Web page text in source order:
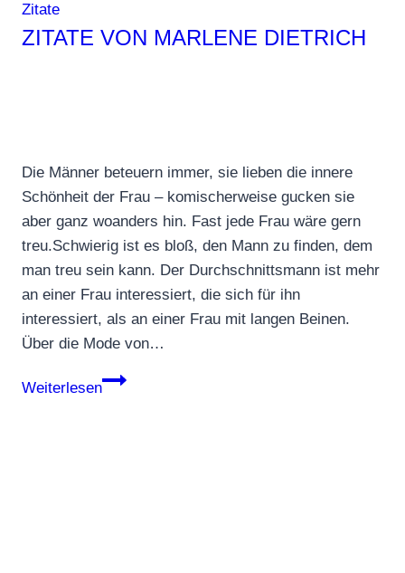
Zitate
ZITATE VON MARLENE DIETRICH
Die Männer beteuern immer, sie lieben die innere
Schönheit der Frau – komischerweise gucken sie
aber ganz woanders hin. Fast jede Frau wäre gern
treu.Schwierig ist es bloß, den Mann zu finden, dem
man treu sein kann. Der Durchschnittsmann ist mehr
an einer Frau interessiert, die sich für ihn
interessiert, als an einer Frau mit langen Beinen.
Über die Mode von…
Weiterlesen
Zitate